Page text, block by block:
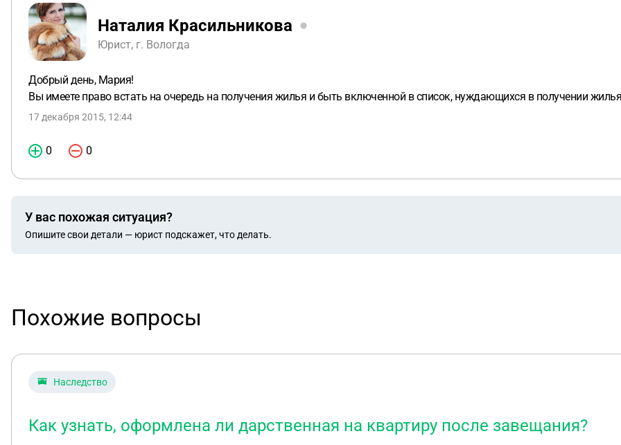
Наталия Красильникова
Юрист, г. Вологда
Добрый день, Мария!
Вы имеете право встать на очередь на получения жилья и быть включенной в список, нуждающихся в получении
17 декабря 2015, 12:44
0 0
У вас похожая ситуация?
Опишите свои детали — юрист подскажет, что делать.
Похожие вопросы
Наследство
Как узнать, оформлена ли дарственная на квартиру после завещания?